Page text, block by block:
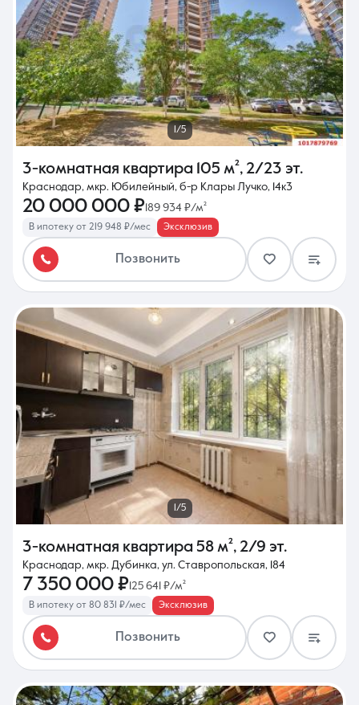
1/5
3-комнатная квартира 105 м², 2/23 эт.
Краснодар, мкр. Юбилейный, б-р Клары Лучко, 14к3
20 000 000 ₽ 189 934 ₽/м²
В ипотеку от 219 948 ₽/мес Эксклюзив
Позвонить
1/5
3-комнатная квартира 58 м², 2/9 эт.
Краснодар, мкр. Дубинка, ул. Ставропольская, 184
7 350 000 ₽125 641 ₽/м²
В ипотеку от 80 831 ₽/мес Эксклюзив
Позвонить